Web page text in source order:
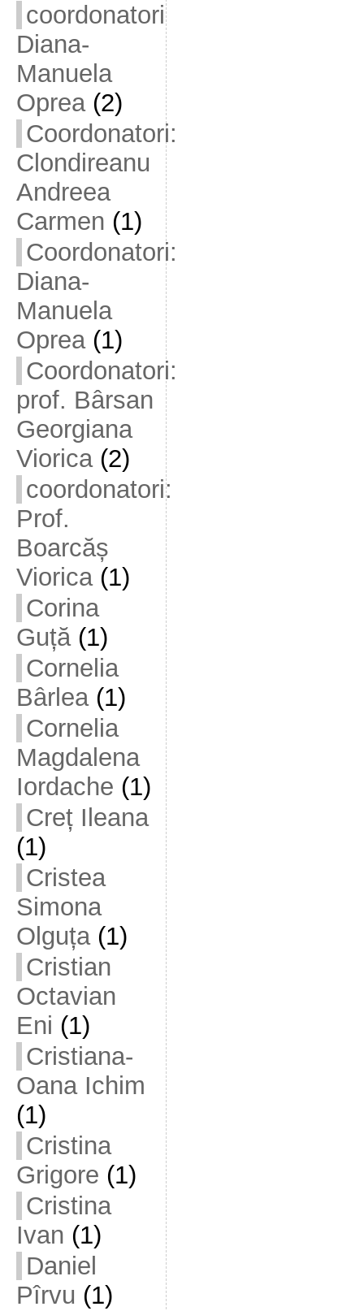
coordonatori
Diana-
Manuela
Oprea(2)
Coordonatori:
Clondireanu
Andreea
Carmen (1)
Coordonatori:
Diana-
Manuela
Oprea(1)
Coordonatori:
prof. Bârsan
Georgiana
Viorica(2)
coordonatori:
Prof.
Boarcăș
Viorica(1)
Corina
Guță(1)
Cornelia
Bârlea(1)
Cornelia
Magdalena
Iordache (1)
Creț Ileana
(1)
Cristea
Simona
Olguța(1)
Cristian
Octavian
Eni (1)
Cristiana-
Oana Ichim
(1)
Cristina
Grigore (1)
Cristina
Ivan (1)
Daniel
Pîrvu (1)